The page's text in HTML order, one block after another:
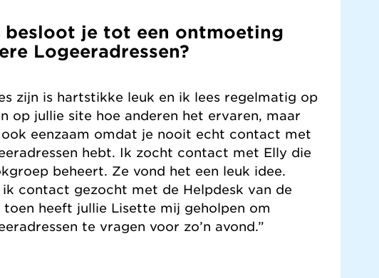
besloot je tot een ontmoeting
Logeeradressen?
zijn is hartstikke leuk en ik lees regelmatig op
op jullie site hoe anderen het ervaren, maar
ook eenzaam omdat je nooit echt contact met
hebt. Ik zocht contact met Elly die
beheert. Ze vond het een leuk idee.
ik contact gezocht met de Helpdesk van de
heeft jullie Lisette mij geholpen om
te vragen voor zo’n avond.”